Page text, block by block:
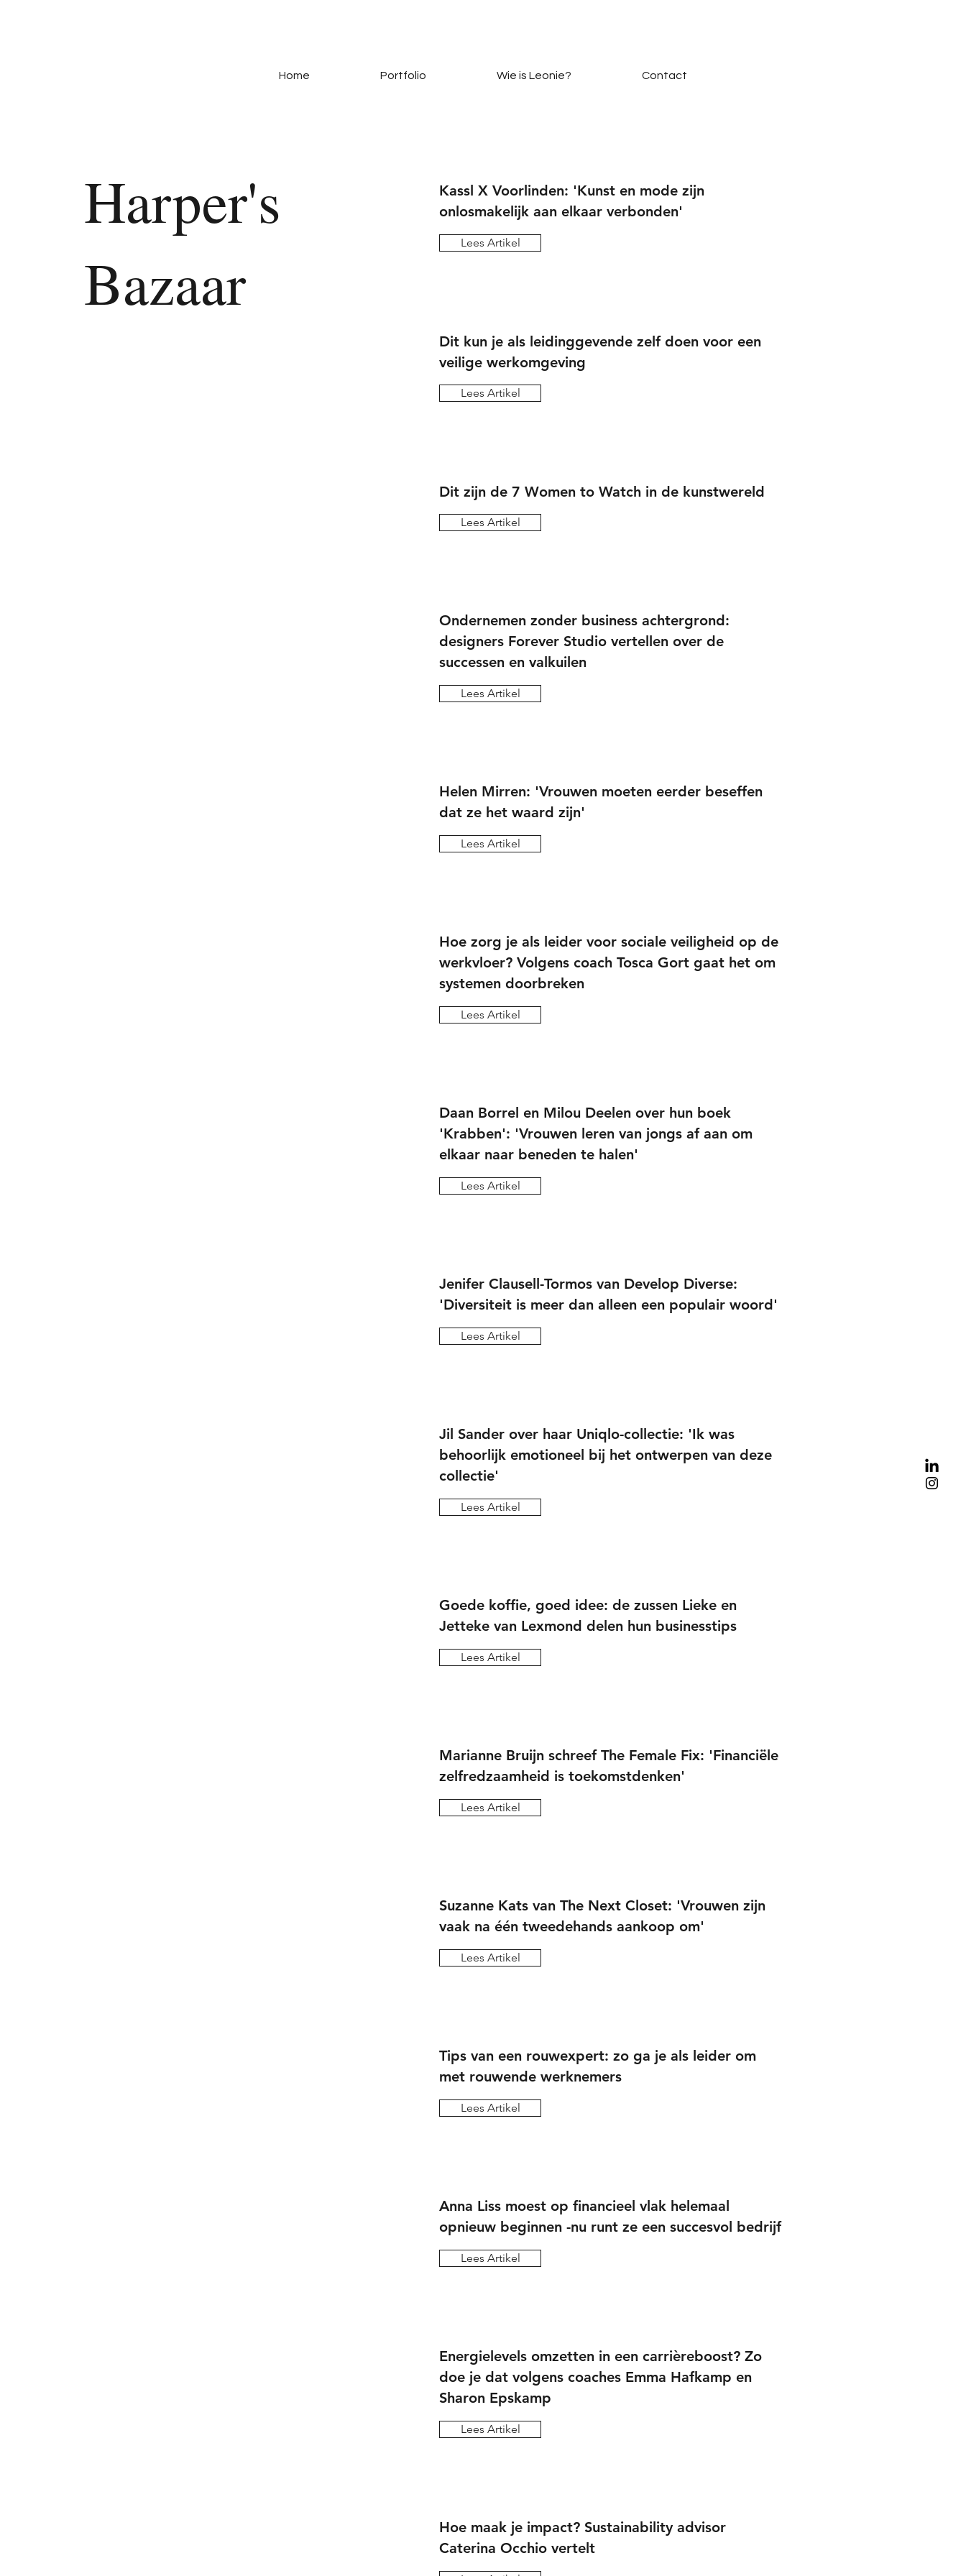
Home Portfolio Wie is Leonie? Contact
Harper's
Bazaar
Kassl X Voorlinden: 'Kunst en mode zijn
onlosmakelijk aan elkaar verbonden'
Lees Artikel
Dit kun je als leidinggevende zelf doen voor een
veilige werkomgeving
Lees Artikel
Dit zijn de 7 Women to Watch in de kunstwereld
Lees Artikel
Ondernemen zonder business achtergrond:
designers Forever Studio vertellen over de
successen en valkuilen
Lees Artikel
Helen Mirren: 'Vrouwen moeten eerder beseffen
dat ze het waard zijn'
Lees Artikel
Hoe zorg je als leider voor sociale veiligheid op de
werkvloer? Volgens coach Tosca Gort gaat het om
systemen doorbreken
Lees Artikel
Daan Borrel en Milou Deelen over hun boek
'Krabben': 'Vrouwen leren van jongs af aan om
elkaar naar beneden te halen'
Lees Artikel
Jenifer Clausell-Tormos van Develop Diverse:
'Diversiteit is meer dan alleen een populair woord'
Lees Artikel
Jil Sander over haar Uniqlo-collectie: 'Ik was
behoorlijk emotioneel bij het ontwerpen van deze
collectie'
Lees Artikel
Goede koffie, goed idee: de zussen Lieke en
Jetteke van Lexmond delen hun businesstips
Lees Artikel
Marianne Bruijn schreef The Female Fix: 'Financiële
zelfredzaamheid is toekomstdenken'
Lees Artikel
Suzanne Kats van The Next Closet: 'Vrouwen zijn
vaak na één tweedehands aankoop om'
Lees Artikel
Tips van een rouwexpert: zo ga je als leider om
met rouwende werknemers
Lees Artikel
Anna Liss moest op financieel vlak helemaal
opnieuw beginnen -nu runt ze een succesvol bedrijf
Lees Artikel
Energielevels omzetten in een carrièreboost? Zo
doe je dat volgens coaches Emma Hafkamp en
Sharon Epskamp
Lees Artikel
Hoe maak je impact? Sustainability advisor
Caterina Occhio vertelt